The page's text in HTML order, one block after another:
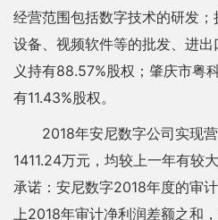
经营范围包括数字技术的研发
设备、视频软件等的批发、进
义持有88.57%股权；肇庆市粤
有11.43%股权。
2018年安尼数字公司实现
1411.24万元，均较上一年有较
承诺：安尼数字2018年度的审
上2018年审计净利润差额之和